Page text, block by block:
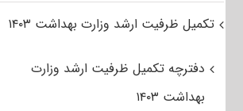
تکمیل ظرفیت ارشد وزارت بهداشت ۱۴۰۳
دفترچه تکمیل ظرفیت ارشد وزارت
بهداشت ۱۴۰۳